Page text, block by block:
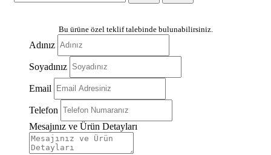
Bu ürüne özel teklif talebinde bulunabilirsiniz.
Adınız
Soyadınız
Email
Telefon
Mesajınız ve Ürün Detayları